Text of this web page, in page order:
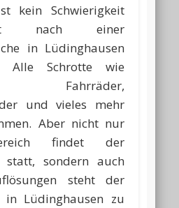
kein Schwierigkeit
nach einer
in Lüdinghausen
Alle Schrotte wie
Fahrräder,
und vieles mehr
Aber nicht nur
findet der
statt, sondern auch
steht der
in Lüdinghausen zu